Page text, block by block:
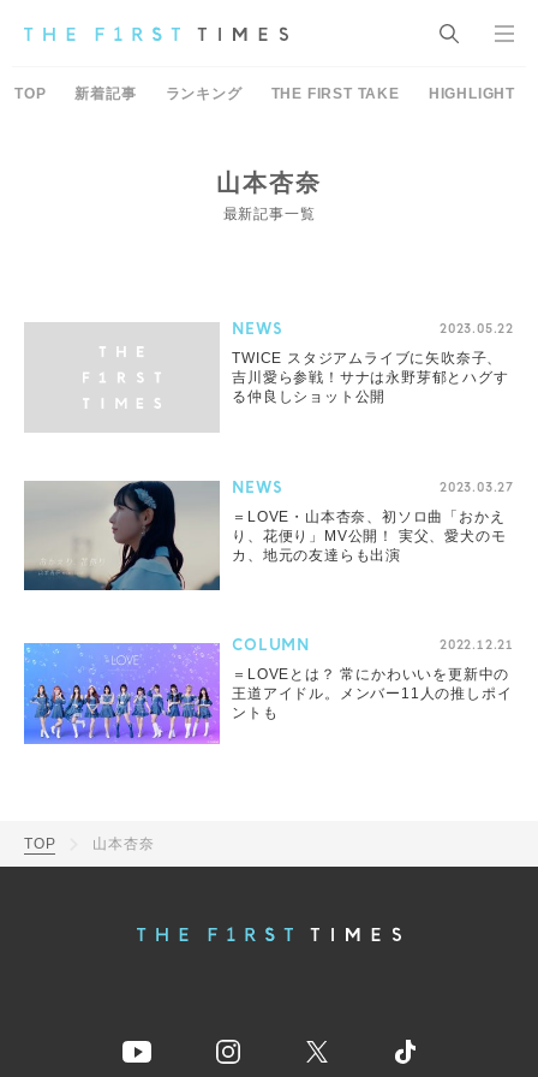
TOP 新着記事 ランキング THE FIRST TAKE HIGHLIGHT
山本杏奈
最新記事一覧
NEWS 2023.05.22
TWICE スタジアムライブに矢吹奈子、
吉川愛ら参戦！サナは永野芽郁とハグす
る仲良しショット公開
NEWS 2023.03.27
＝LOVE・山本杏奈、初ソロ曲「おかえ
り、花便り」MV公開！ 実父、愛犬のモ
カ、地元の友達らも出演
COLUMN 2022.12.21
＝LOVEとは？ 常にかわいいを更新中の
王道アイドル。メンバー11人の推しポイ
ントも
TOP 山本杏奈